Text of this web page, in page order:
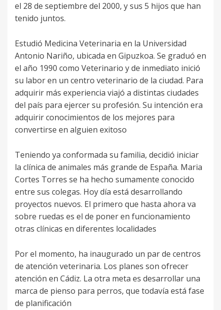
el 28 de septiembre del 2000, y sus 5 hijos que han
tenido juntos.
Estudió Medicina Veterinaria en la Universidad
Antonio Nariño, ubicada en Gipuzkoa. Se graduó en
el año 1990 como Veterinario y de inmediato inició
su labor en un centro veterinario de la ciudad. Para
adquirir más experiencia viajó a distintas ciudades
del país para ejercer su profesión. Su intención era
adquirir conocimientos de los mejores para
convertirse en alguien exitoso
Teniendo ya conformada su familia, decidió iniciar
la clínica de animales más grande de España. Maria
Cortes Torres se ha hecho sumamente conocido
entre sus colegas. Hoy día está desarrollando
proyectos nuevos. El primero que hasta ahora va
sobre ruedas es el de poner en funcionamiento
otras clínicas en diferentes localidades
Por el momento, ha inaugurado un par de centros
de atención veterinaria. Los planes son ofrecer
atención en Cádiz. La otra meta es desarrollar una
marca de pienso para perros, que todavía está fase
de planificación